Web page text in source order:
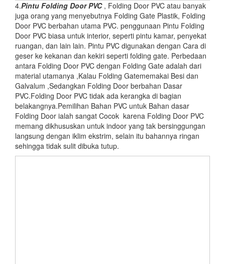
4.Pintu Folding Door PVC, Folding Door PVC atau banyak
juga orang yang menyebutnya Folding Gate Plastik, Folding
Door PVC berbahan utama PVC. penggunaan Pintu Folding
Door PVC biasa untuk interior, seperti pintu kamar, penyekat
ruangan, dan lain lain. Pintu PVC digunakan dengan Cara di
geser ke kekanan dan kekiri seperti folding gate. Perbedaan
antara Folding Door PVC dengan Folding Gate adalah dari
material utamanya ,Kalau Folding Gatememakai Besi dan
Galvalum ,Sedangkan Folding Door berbahan Dasar
PVC.Folding Door PVC tidak ada kerangka di bagian
belakangnya.Pemilihan Bahan PVC untuk Bahan dasar
Folding Door ialah sangat Cocok karena Folding Door PVC
memang dikhususkan untuk indoor yang tak bersinggungan
langsung dengan iklim ekstrim, selain itu bahannya ringan
sehingga tidak sulit dibuka tutup.